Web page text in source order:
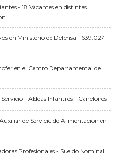
- 18 Vacantes en distintas
en Ministerio de Defensa - $39.027 -
en el Centro Departamental de
- Aldeas Infantiles - Canelones
de Servicio de Alimentación en
Profesionales - Sueldo Nominal